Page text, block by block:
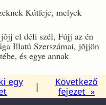
Kútfeje, melyek
el déli szél, Fújj az én
Illatú Szerszámai, jõjjön
és egye annak
egy
|
Következő
fejezet »